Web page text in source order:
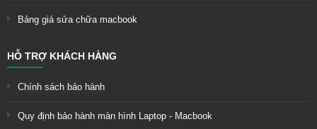
Bảng giá sửa chữa macbook
HỖ TRỢ KHÁCH HÀNG
Chính sách bảo hành
Quy định bảo hành màn hình Laptop - Macbook